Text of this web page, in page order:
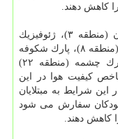
كاهش دهند.
كیفیت هوا در ایستگاه های پونك، پاسداران (منطقه ۳)، ژئوفیزیك
(منطقه ۶)، ستاد بحران (منطقه ۷)، گلبرگ (منطقه ۸)، پارك شكوفه
كیفیت هوا در این
تا ۱۵۰ قرار دارد. در این شرایط به مبتلایان
كودكان سفارش می شود
كاهش دهند.